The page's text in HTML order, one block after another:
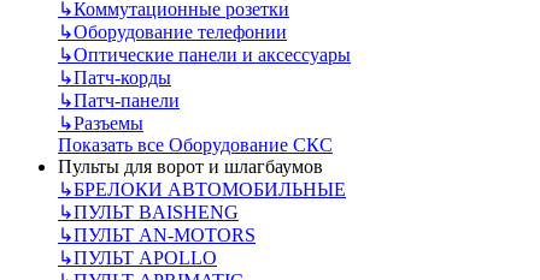
↳Коммутационные розетки
↳Оборудование телефонии
↳Оптические панели и аксессуары
↳Патч-корды
↳Патч-панели
↳Разъемы
Показать все Оборудование СКС
Пульты для ворот и шлагбаумов
↳БРЕЛОКИ АВТОМОБИЛЬНЫЕ
↳ПУЛЬТ BAISHENG
↳ПУЛЬТ AN-MOTORS
↳ПУЛЬТ APOLLO